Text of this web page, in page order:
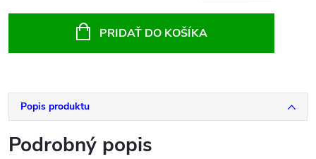
PRIDAŤ DO KOŠÍKA
Popis produktu
Podrobný popis